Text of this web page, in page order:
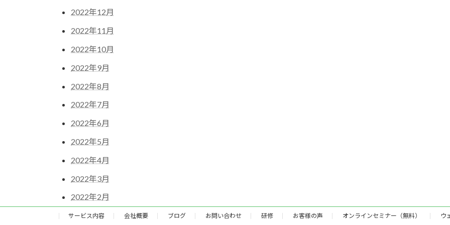
2022年12月
2022年11月
2022年10月
2022年9月
2022年8月
2022年7月
2022年6月
2022年5月
2022年4月
2022年3月
2022年2月
サービス内容 会社概要 ブログ お問い合わせ 研修 お客様の声 オンラインセミナー（無料） ウ